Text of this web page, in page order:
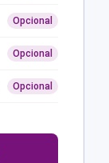
Opcional
Opcional
Opcional